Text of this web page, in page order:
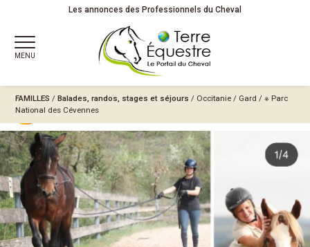
Les annonces des Professionnels du Cheval
MENU
FAMILLES /Balades, randos, stages et séjours / Occitanie / Gard /※ Parc
National des Cévennes